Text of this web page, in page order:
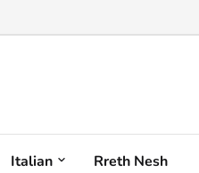
Italian Rreth Nesh